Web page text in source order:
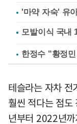
'마약 자숙' 유
한정수 "황정
테슬라는 자차 전
훨씬 적다는 점
년부터 2022년